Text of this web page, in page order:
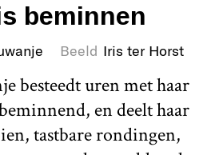
beminnen
Beeld Iris ter Horst
besteedt uren met haar
en deelt haar
tastbare rondingen,